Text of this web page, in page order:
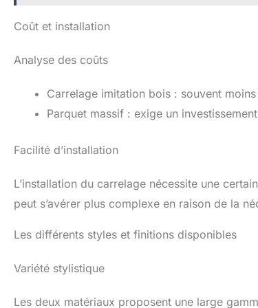
Coût et installation
Analyse des coûts
Carrelage imitation bois : souvent moins
Parquet massif : exige un
Facilité d’installation
L’installation du carrelage nécessite une
peut s’avérer plus complexe en raison de la
Les différents styles et finitions disponibles
Variété stylistique
Les deux matériaux proposent une large